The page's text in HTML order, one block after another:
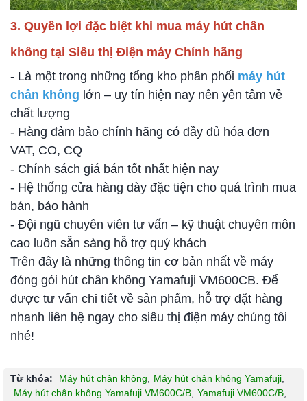
3. Quyền lợi đặc biệt khi mua máy hút chân
không tại Siêu thị Điện máy Chính hãng
- Là một trong những tổng kho phân phối máy hút
chân không lớn – uy tín hiện nay nên yên tâm về
chất lượng
- Hàng đảm bảo chính hãng có đầy đủ hóa đơn
VAT, CO, CQ
- Chính sách giá bán tốt nhất hiện nay
- Hệ thống cửa hàng dày đặc tiện cho quá trình mua
bán, bảo hành
- Đội ngũ chuyên viên tư vấn – kỹ thuật chuyên môn
cao luôn sẵn sàng hỗ trợ quý khách
Trên đây là những thông tin cơ bản nhất về máy
đóng gói hút chân không Yamafuji VM600CB. Để
được tư vấn chi tiết về sản phẩm, hỗ trợ đặt hàng
nhanh liên hệ ngay cho siêu thị điện máy chúng tôi
nhé!
Từ khóa: Máy hút chân không, Máy hút chân không Yamafuji,
Máy hút chân không Yamafuji VM600C/B, Yamafuji VM600C/B,